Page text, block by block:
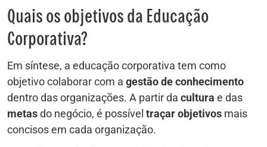
Quais os objetivos da Educação
Corporativa?
Em síntese, a educação corporativa tem como
objetivo colaborar com a gestão de conhecimento
dentro das organizações. A partir da cultura e das
metasdo negócio, é possível traçar objetivos mais
concisos em cada organização.